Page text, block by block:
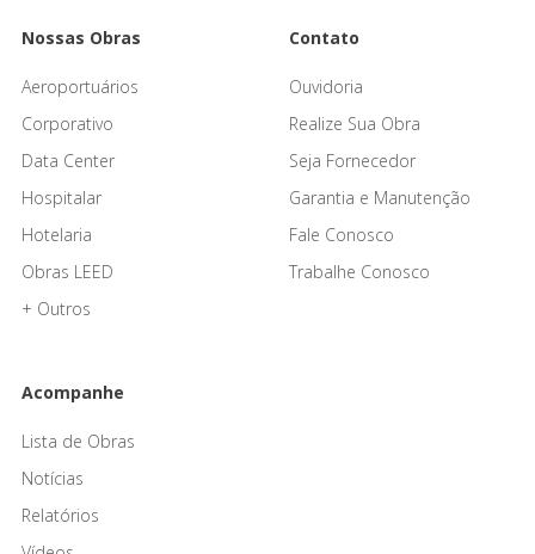
Nossas Obras
Aeroportuários
Corporativo
Data Center
Hospitalar
Hotelaria
Obras LEED
+ Outros
Contato
Ouvidoria
Realize Sua Obra
Seja Fornecedor
Garantia e Manutenção
Fale Conosco
Trabalhe Conosco
Acompanhe
Lista de Obras
Notícias
Relatórios